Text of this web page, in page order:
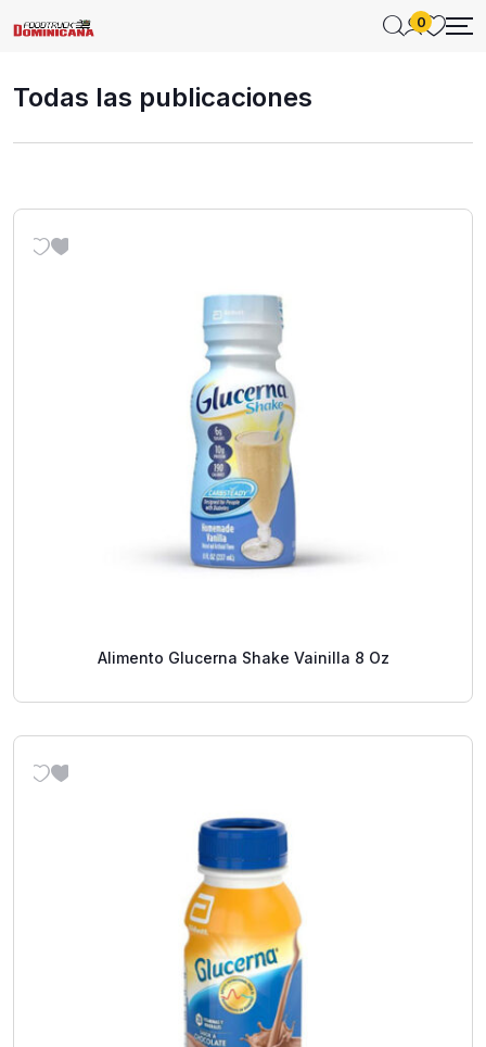
0
Todas las publicaciones
Alimento Glucerna Shake Vainilla 8 Oz